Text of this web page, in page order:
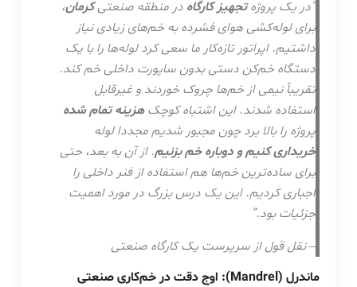
“در یک پروژهتجهیز کارگاه در منطقه صنعتیکرمان،
برای لوله‌کشی هوای فشرده به خم‌های زیادی نیاز
داشتیم. اپراتور تازه‌کار ما سعی کرد لوله‌ها را با یک
دستگاه خم‌کن دستی بدون ساپورت داخلی خم کند.
تقریباً نیمی از خم‌ها چروک خوردند و غیرقابل
استفاده شدند. این اشتباه کوچکهزینه تمام شده
پروژه را بالا برد چون مجبور شدیم مجددا لوله
خریداری کنیم و دوباره خم بزنیم. از آن به بعد، حتی
برای ساده‌ترین خم‌ها هم استفاده از فنر داخلی را
اجباری کردیم. این یک درس بزرگ در مورد اهمیت
جزئیات بود.”
– نقل قول از سرپرست یک کارگاه صنعتی
ماندرل (Mandrel): اوج دقت در خم‌کاری صنعتی